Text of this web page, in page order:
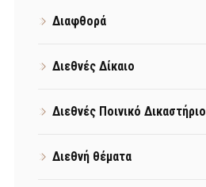
Διαφθορά
Διεθνές Δίκαιο
Διεθνές Ποινικό Δικαστήριο
Διεθνή θέματα